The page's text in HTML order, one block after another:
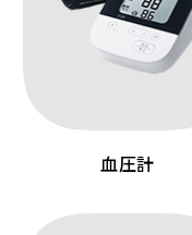
血圧計